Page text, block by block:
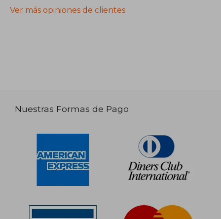
Ver más opiniones de clientes
Nuestras Formas de Pago